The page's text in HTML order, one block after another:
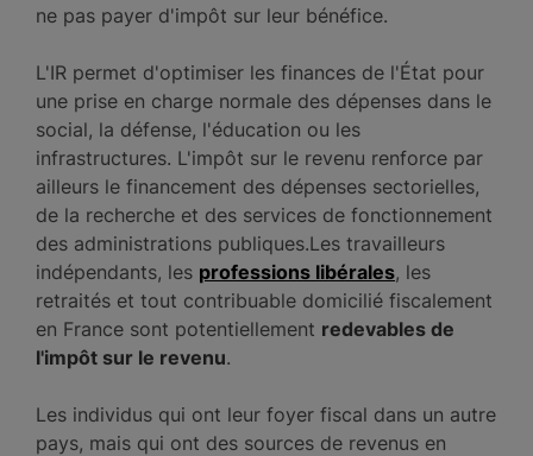
ne pas payer d'impôt sur leur bénéfice.
L'IR permet d'optimiser les finances de l'État pour
une prise en charge normale des dépenses dans le
social, la défense, l'éducation ou les
infrastructures. L'impôt sur le revenu renforce par
ailleurs le financement des dépenses sectorielles,
de la recherche et des services de fonctionnement
des administrations publiques.Les travailleurs
indépendants, les professions libérales, les
retraités et tout contribuable domicilié fiscalement
en France sont potentiellement redevables de
l'impôt sur le revenu.
Les individus qui ont leur foyer fiscal dans un autre
pays, mais qui ont des sources de revenus en